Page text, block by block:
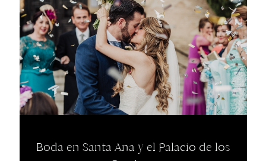
Boda en Santa Ana y el Palacio de los
OTROS
GRANADA, ESPAÑA
+34 652592145